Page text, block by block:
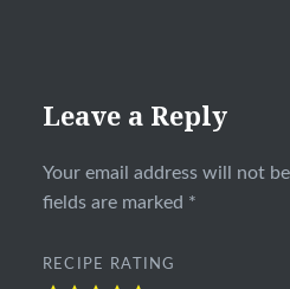
Leave a Reply
Your email address will not
fields are marked *
RECIPE RATING